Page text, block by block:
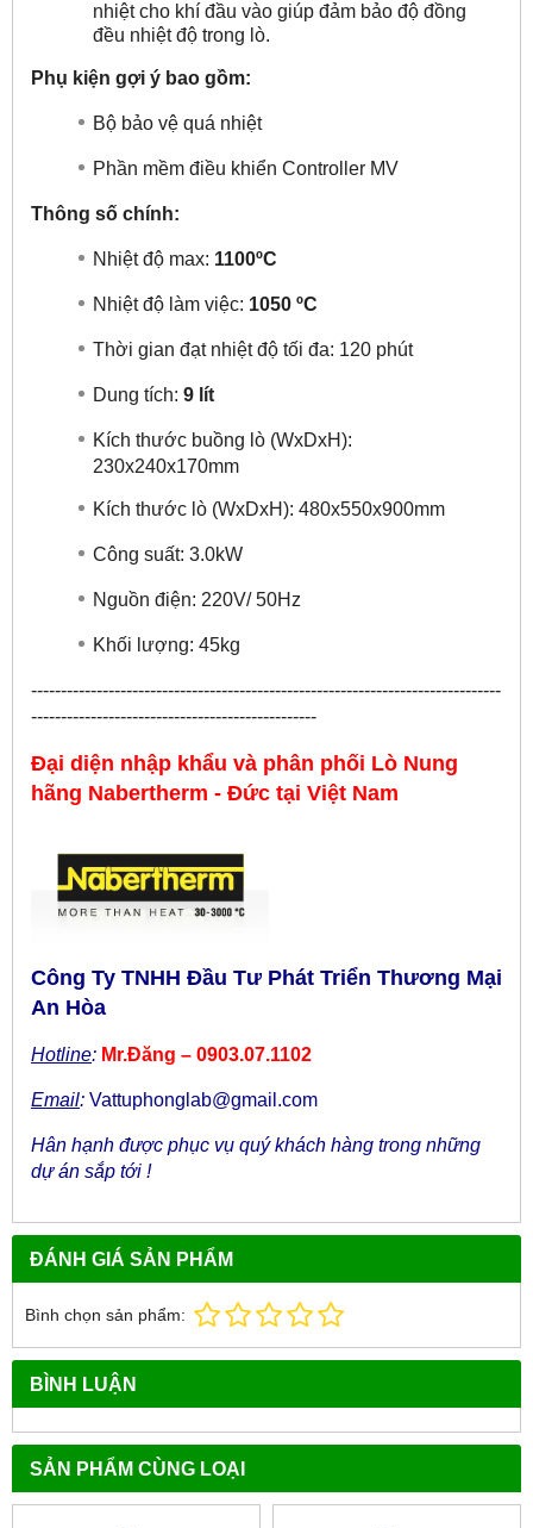
nhiệt cho khí đầu vào giúp đảm bảo độ đồng
đều nhiệt độ trong lò.
Phụ kiện gợi ý bao gồm:
Bộ bảo vệ quá nhiệt
Phần mềm điều khiển Controller MV
Thông số chính:
Nhiệt độ max: 1100ºC
Nhiệt độ làm việc: 1050 ºC
Thời gian đạt nhiệt độ tối đa: 120 phút
Dung tích: 9 lít
Kích thước buồng lò (WxDxH):
230x240x170mm
Kích thước lò (WxDxH): 480x550x900mm
Công suất: 3.0kW
Nguồn điện: 220V/ 50Hz
Khối lượng: 45kg
-------------------------------------------------------------------------------
------------------------------------------------
Đại diện nhập khẩu và phân phối Lò Nung
hãng Nabertherm - Đức tại Việt Nam
Công Ty TNHH Đầu Tư Phát Triển Thương Mại
An Hòa
Hotline: Mr.Đăng – 0903.07.1102
Email: Vattuphonglab@gmail.com
Hân hạnh được phục vụ quý khách hàng trong những
dự án sắp tới !
ĐÁNH GIÁ SẢN PHẨM
Bình chọn sản phẩm:
BÌNH LUẬN
SẢN PHẨM CÙNG LOẠI